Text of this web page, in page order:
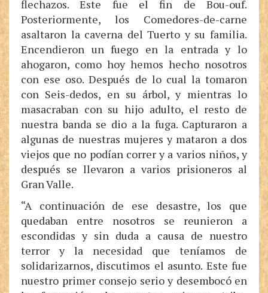
flechazos. Este fue el fin de Bou-ouf.
Posteriormente, los Comedores-de-carne
asaltaron la caverna del Tuerto y su familia.
Encendieron un fuego en la entrada y lo
ahogaron, como hoy hemos hecho nosotros
con ese oso. Después de lo cual la tomaron
con Seis-dedos, en su árbol, y mientras lo
masacraban con su hijo adulto, el resto de
nuestra banda se dio a la fuga. Capturaron a
algunas de nuestras mujeres y mataron a dos
viejos que no podían correr y a varios niños, y
después se llevaron a varios prisioneros al
Gran Valle.
“A continuación de ese desastre, los que
quedaban entre nosotros se reunieron a
escondidas y sin duda a causa de nuestro
terror y la necesidad que teníamos de
solidarizarnos, discutimos el asunto. Este fue
nuestro primer consejo serio y desembocó en